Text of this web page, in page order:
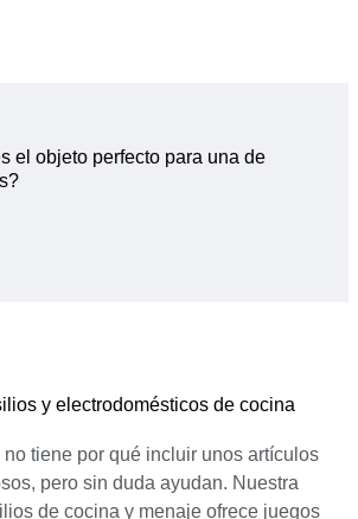
el objeto perfecto para una de
y electrodomésticos de cocina
tiene por qué incluir unos artículos
pero sin duda ayudan. Nuestra
de cocina y menaje ofrece juegos